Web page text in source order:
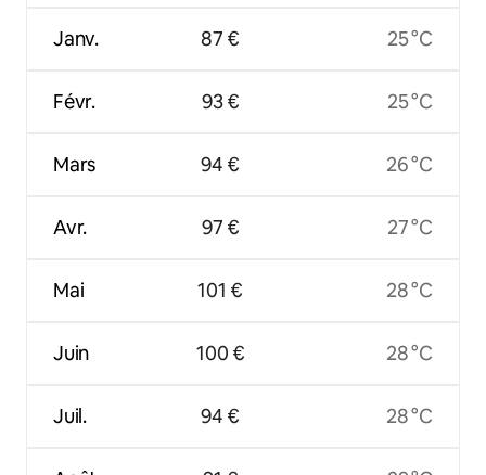
Janv.
Févr.
Mars
Avr.
Mai
Juin
Juil.
87 €
93 €
94 €
97 €
101 €
100 €
94 €
25 °C
25 °C
26 °C
27 °C
28 °C
28 °C
28 °C